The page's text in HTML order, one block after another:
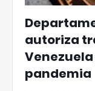
autoriza
pandemia